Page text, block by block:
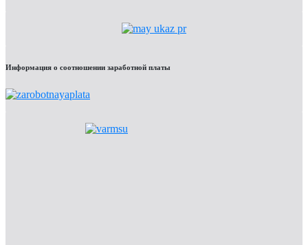
Информация о соотношении заработной платы